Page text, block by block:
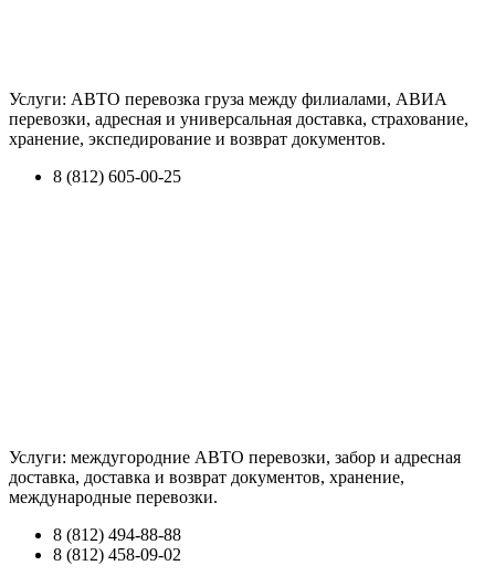
Услуги: АВТО перевозка груза между филиалами, АВИА
перевозки, адресная и универсальная доставка, страхование,
хранение, экспедирование и возврат документов.
8 (812) 605-00-25
Услуги: междугородние АВТО перевозки, забор и адресная
доставка, доставка и возврат документов, хранение,
международные перевозки.
8 (812) 494-88-88
8 (812) 458-09-02